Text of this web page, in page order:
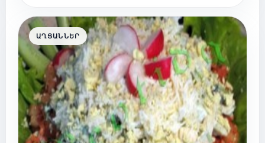
ԱՂՑԱՆՆԵՐ